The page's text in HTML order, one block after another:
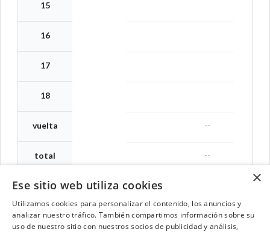
15
16
17
18
vuelta
total
--
--
Contacta con el equipo de NextCaddy
×
Ese sitio web utiliza cookies
Utilizamos cookies para personalizar el contenido, los anuncios y
analizar nuestro tráfico. También compartimos información sobre su
uso de nuestro sitio con nuestros socios de publicidad y análisis,